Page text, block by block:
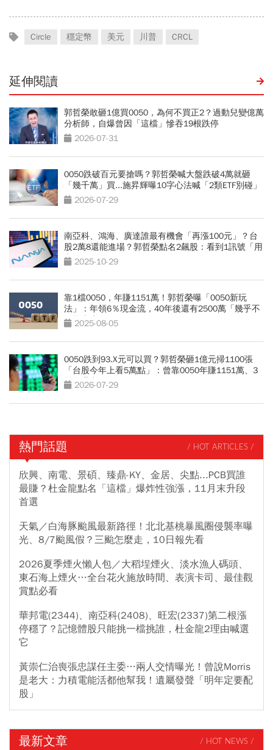
Circle 穩定幣 美元 川普 CRCL
延伸閱讀
郭哲榮敢砸1億買0050，為何不買正2？過動兒變億萬
分析師，自爆曾因「這檔」慘吞19根跌停
2026-07-31
0050跌破百元要搶嗎？郭哲榮喊大盤跌破4萬就砸
「幾千萬」買...施昇輝曝10字心法喊「2類ETF別碰」
2026-07-29
南亞科、鴻海、廣達誰最有機會「再漲100元」？台
股2萬8還能進場？郭哲榮點名2飆股：看到1訊號「用
力買」
2025-10-29
靠1檔0050，年賺1151萬！郭哲榮曝「0050新玩
法」：年領6％現金流，40年後還有2500萬「幾乎不
可能賣光」
2025-08-05
0050跌到93.X元可以買？郭哲榮砸1億元掃1100張
「台股今年上看5萬點」：曾靠0050年賺1151萬、3
策略曝光
2026-07-29
熱門話題 / HOT ARTICLES /
欣興、南電、景碩、臻鼎-KY、金居、尖點...PCB買誰
最賺？杜金龍點名「這檔」爆炸性強漲，11月末升段
首選
天氣／白海豚颱風最新路徑！北北基桃暴風圈侵襲率曝
光、8/7颱風假？三颱怎麼走，10日報先看
2026夏季煙火懶人包／大稻埕煙火、淡水漁人碼頭、
東石海上煙火…全台花火施放時間、表演卡司、最佳觀
賞點必看
華邦電(2344)、南亞科(2408)、旺宏(2337)第二根漲
停穩了？記憶體股只能挑一檔挑誰，杜金龍2理由喊選
它
黃崇仁治喪張忠謀任主委…兩人交情曝光！曾說Morris
是老大：力積電能活都他幫我！遺屬發聲「明年定要配
股」
最新文章 / HOT NEWS /